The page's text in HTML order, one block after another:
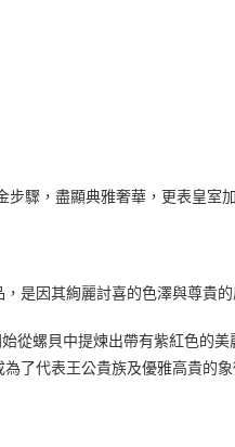
驟，盡顯典雅奢華，更表皇室
是因其絢麗討喜的色澤與尊貴的
從螺貝中提煉出帶有紫紅色的
了代表王公貴族及優雅高貴的象